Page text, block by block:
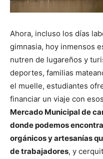
Ahora, incluso los días
gimnasia, hoy inmensos
nutren de lugareños y
deportes, familias
el muelle, estudiantes
financiar un viaje con
Mercado Municipal de
donde podemos
orgánicos y artesanías
de trabajadores, y